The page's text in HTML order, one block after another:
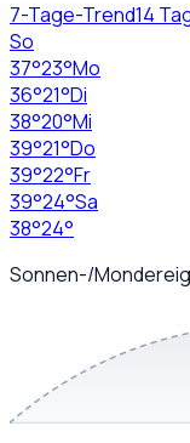
7-Tage-Trend14
So
37°23°Mo
36°21°Di
38°20°Mi
39°21°Do
39°22°Fr
39°24°Sa
38°24°
Sonnen-/